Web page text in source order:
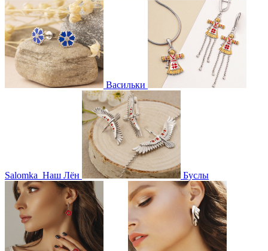
Васильки
Salomka Наш Лён Буслы